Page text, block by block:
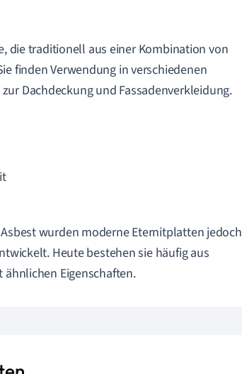
die traditionell aus einer Kombination von
finden Verwendung in verschiedenen
Dachdeckung und Fassadenverkleidung.
wurden moderne Eternitplatten jedoch
Heute bestehen sie häufig aus
ähnlichen Eigenschaften.